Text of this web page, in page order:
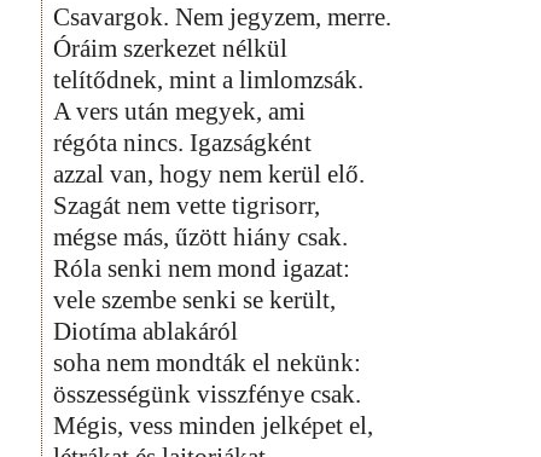
Csavargok. Nem jegyzem, merre.
Óráim szerkezet nélkül
telítődnek, mint a limlomzsák.
A vers után megyek, ami
régóta nincs. Igazságként
azzal van, hogy nem kerül elő.
Szagát nem vette tigrisorr,
mégse más, űzött hiány csak.
Róla senki nem mond igazat:
vele szembe senki se került,
Diotíma ablakáról
soha nem mondták el nekünk:
összességünk visszfénye csak.
Mégis, vess minden jelképet el,